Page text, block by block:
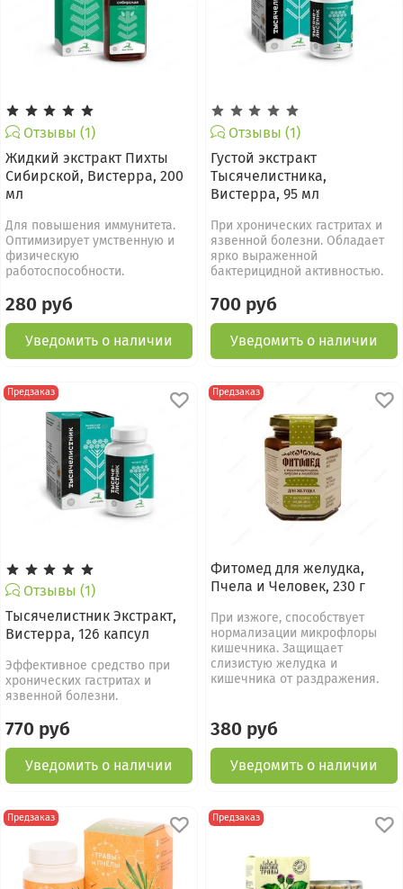
Отзывы (1)
Жидкий экстракт Пихты
Сибирской, Вистерра, 200
мл
Для повышения иммунитета.
Оптимизирует умственную и
физическую
работоспособности.
280 руб
Уведомить о наличии
Отзывы (1)
Густой экстракт
Тысячелистника,
Вистерра, 95 мл
При хронических гастритах и
язвенной болезни. Обладает
ярко выраженной
бактерицидной активностью.
700 руб
Уведомить о наличии
Предзаказ
Отзывы (1)
Тысячелистник Экстракт,
Вистерра, 126 капсул
Эффективное средство при
хронических гастритах и
язвенной болезни.
770 руб
Уведомить о наличии
Предзаказ
Фитомед для желудка,
Пчела и Человек, 230 г
При изжоге, способствует
нормализации микрофлоры
кишечника. Защищает
слизистую желудка и
кишечника от раздражения.
380 руб
Уведомить о наличии
Предзаказ Предзаказ